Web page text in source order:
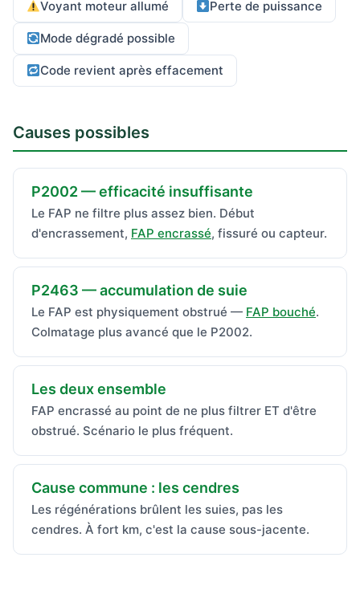
Voyant moteur allumé Perte de puissance
Mode dégradé possible
Code revient après effacement
Causes possibles
P2002 — efficacité insuffisante
Le FAP ne filtre plus assez bien. Début
d'encrassement, FAP encrassé, fissuré ou capteur.
P2463 — accumulation de suie
Le FAP est physiquement obstrué — FAP bouché.
Colmatage plus avancé que le P2002.
Les deux ensemble
FAP encrassé au point de ne plus filtrer ET d'être
obstrué. Scénario le plus fréquent.
Cause commune : les cendres
Les régénérations brûlent les suies, pas les
cendres. À fort km, c'est la cause sous-jacente.